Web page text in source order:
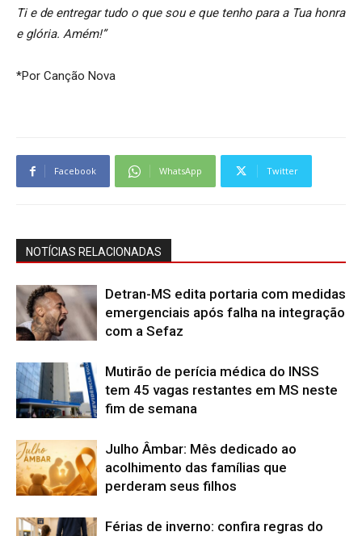
Ti e de entregar tudo o que sou e que tenho para a Tua honra
e glória. Amém!”
*Por Canção Nova
Facebook WhatsApp Twitter
NOTÍCIAS RELACIONADAS
Detran-MS edita portaria com medidas
emergenciais após falha na integração
com a Sefaz
Mutirão de perícia médica do INSS
tem 45 vagas restantes em MS neste
fim de semana
Julho Âmbar: Mês dedicado ao
acolhimento das famílias que
perderam seus filhos
Férias de inverno: confira regras do